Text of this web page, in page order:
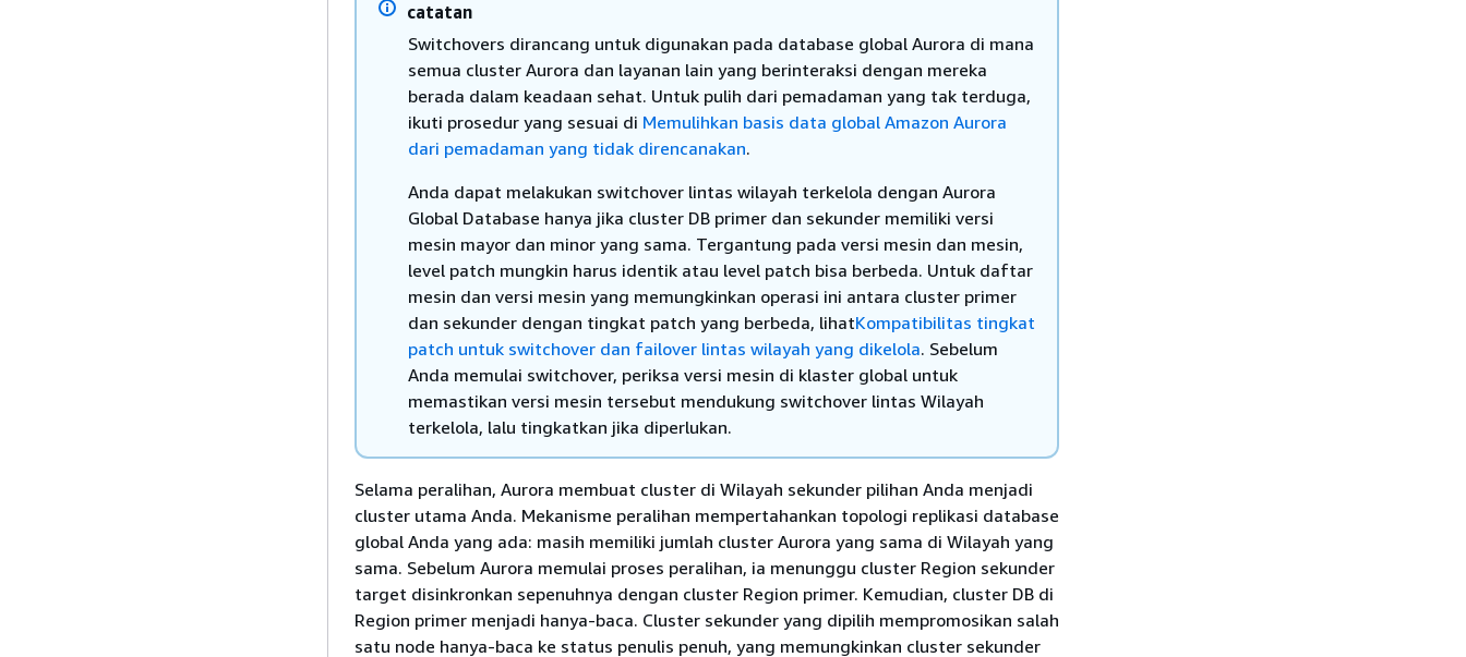
catatan
Switchovers dirancang untuk digunakan pada database global Aurora di mana
semua cluster Aurora dan layanan lain yang berinteraksi dengan mereka
berada dalam keadaan sehat. Untuk pulih dari pemadaman yang tak terduga,
ikuti prosedur yang sesuai di Memulihkan basis data global Amazon Aurora
dari pemadaman yang tidak direncanakan.
Anda dapat melakukan switchover lintas wilayah terkelola dengan Aurora
Global Database hanya jika cluster DB primer dan sekunder memiliki versi
mesin mayor dan minor yang sama. Tergantung pada versi mesin dan mesin,
level patch mungkin harus identik atau level patch bisa berbeda. Untuk daftar
mesin dan versi mesin yang memungkinkan operasi ini antara cluster primer
dan sekunder dengan tingkat patch yang berbeda, lihatKompatibilitas tingkat
patch untuk switchover dan failover lintas wilayah yang dikelola. Sebelum
Anda memulai switchover, periksa versi mesin di klaster global untuk
memastikan versi mesin tersebut mendukung switchover lintas Wilayah
terkelola, lalu tingkatkan jika diperlukan.
Selama peralihan, Aurora membuat cluster di Wilayah sekunder pilihan Anda menjadi
cluster utama Anda. Mekanisme peralihan mempertahankan topologi replikasi database
global Anda yang ada: masih memiliki jumlah cluster Aurora yang sama di Wilayah yang
sama. Sebelum Aurora memulai proses peralihan, ia menunggu cluster Region sekunder
target disinkronkan sepenuhnya dengan cluster Region primer. Kemudian, cluster DB di
Region primer menjadi hanya-baca. Cluster sekunder yang dipilih mempromosikan salah
satu node hanya-baca ke status penulis penuh, yang memungkinkan cluster sekunder